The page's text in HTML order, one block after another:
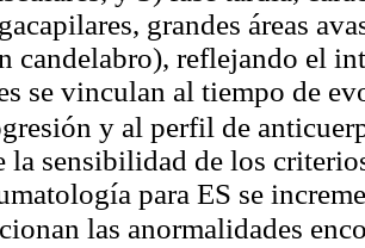
grandes áreas
candelabro), reflejando el
se vinculan al tiempo de
y al perfil de
la sensibilidad de los
para ES se
las anormalidades